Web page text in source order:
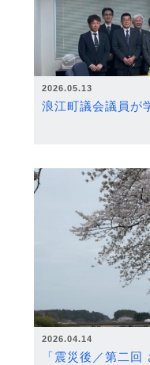
2026.05.13
浪江町議会議員が
2026.04.14
「震災後／第二